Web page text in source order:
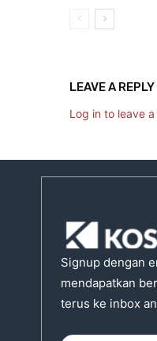
LEAVE A REPLY
Log in to leave
Signup dengan
mendapatkan
terus ke inbox